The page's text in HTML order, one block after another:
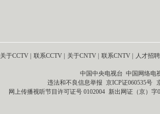
关于CCTV | 联系CCTV | 关于CNTV | 联系CNTV | 人才招聘
中国中央电视台 中国网络电
违法和不良信息举报 京ICP证060535号
网上传播视听节目许可证号 0102004 新出网证（京）